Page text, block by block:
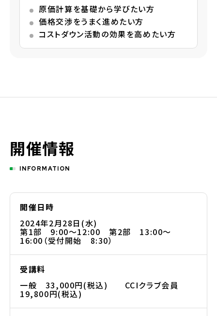
原価計算を基礎から学びたい方
価格交渉をうまく進めたい方
コストダウン活動の効果を高めたい方
開催情報
INFORMATION
開催日時
2024年2月28日(水)
第1部 9:00～12:00 第2部 13:00～
16:00（受付開始 8:30）
受講料
一般 33,000円(税込) CCIクラブ会員
19,800円(税込)